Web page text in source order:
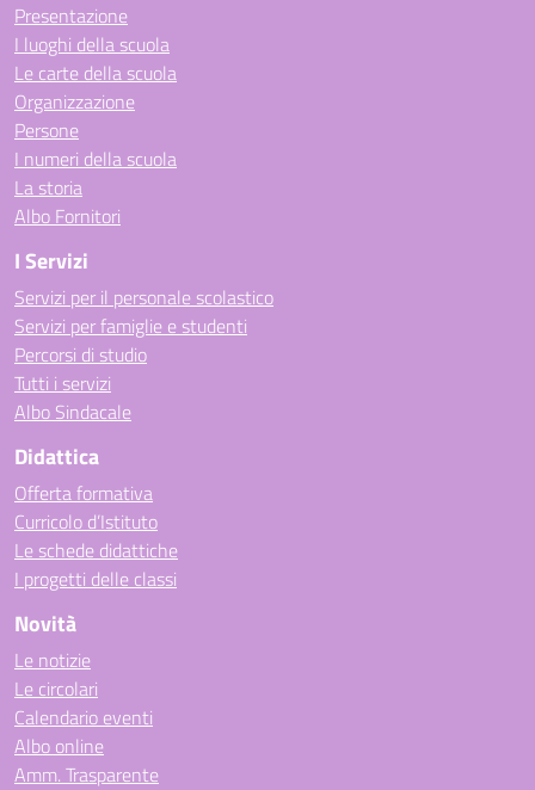
Presentazione
I luoghi della scuola
Le carte della scuola
Organizzazione
Persone
I numeri della scuola
La storia
Albo Fornitori
I Servizi
Servizi per il personale scolastico
Servizi per famiglie e studenti
Percorsi di studio
Tutti i servizi
Albo Sindacale
Didattica
Offerta formativa
Curricolo d’Istituto
Le schede didattiche
I progetti delle classi
Novità
Le notizie
Le circolari
Calendario eventi
Albo online
Amm. Trasparente